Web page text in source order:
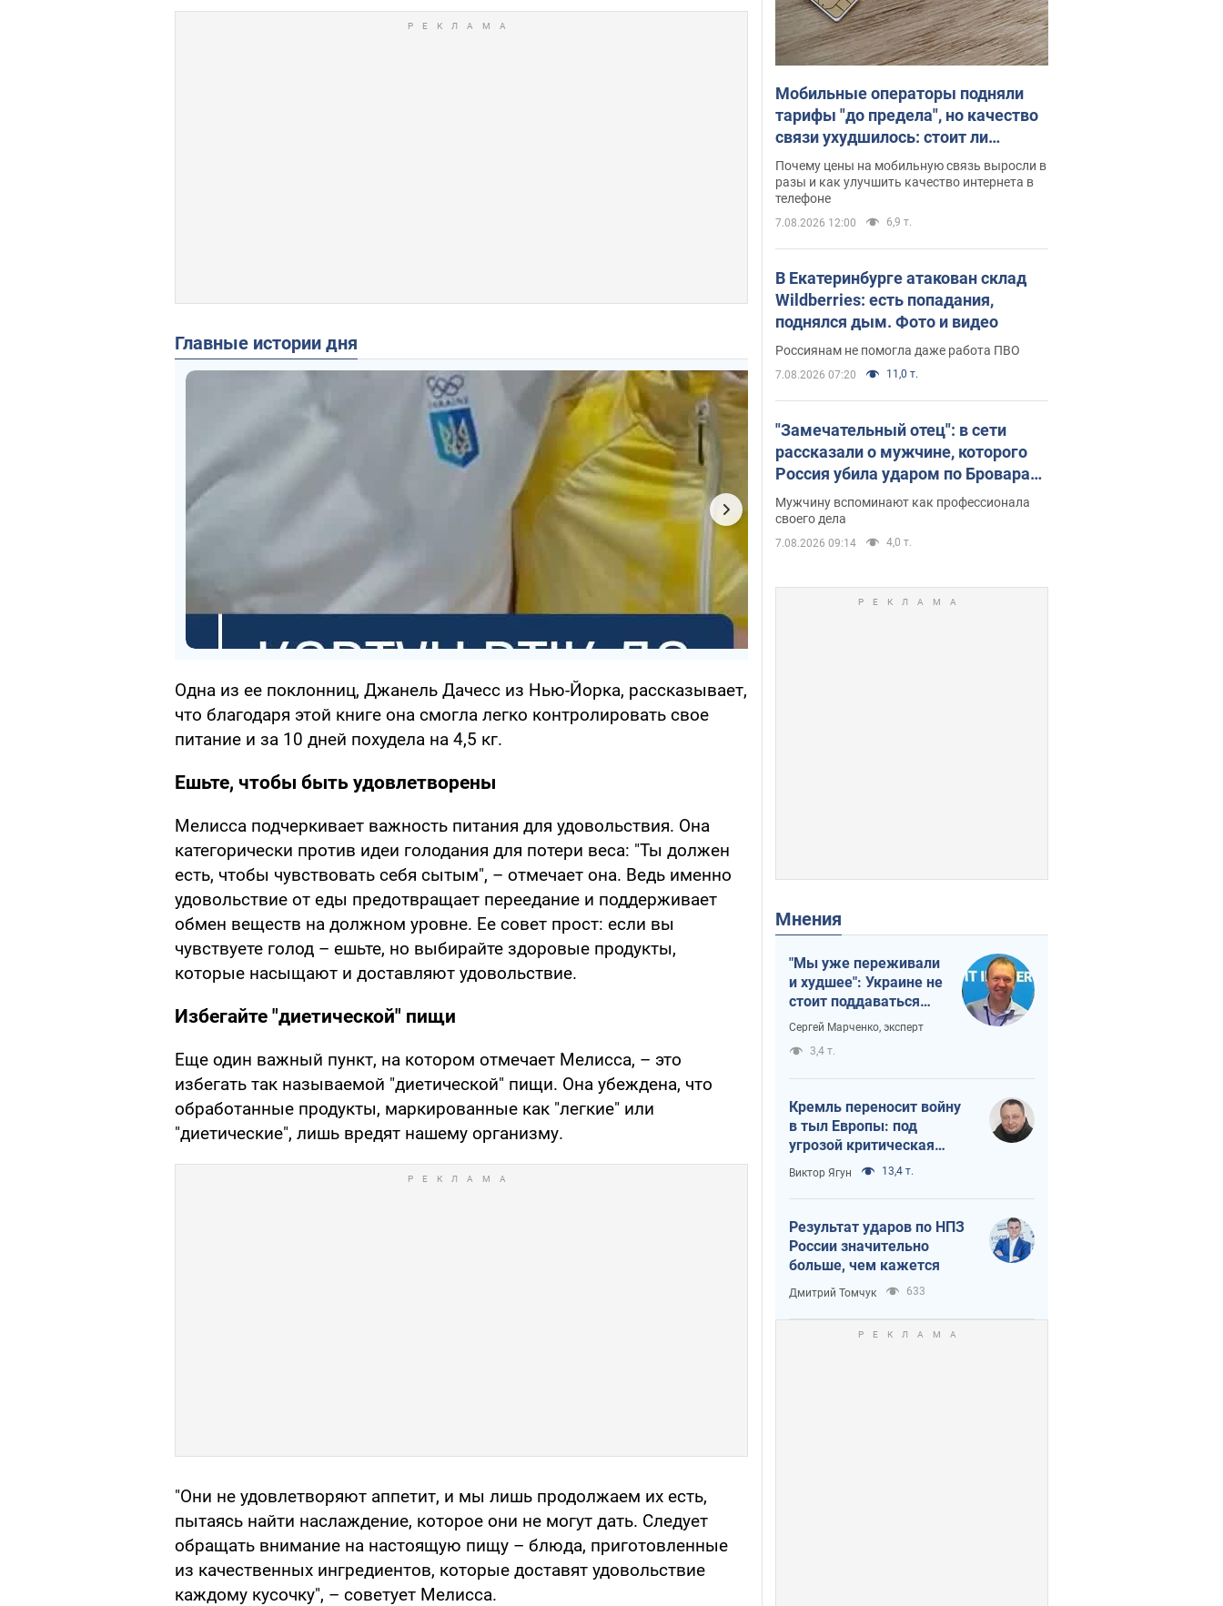
Главные истории дня
Одна из ее поклонниц, Джанель Дачесс из Нью-Йорка, рассказывает,
что благодаря этой книге она смогла легко контролировать свое
питание и за 10 дней похудела на 4,5 кг.
Ешьте, чтобы быть удовлетворены
Мелисса подчеркивает важность питания для удовольствия. Она
категорически против идеи голодания для потери веса: "Ты должен
есть, чтобы чувствовать себя сытым", – отмечает она. Ведь именно
удовольствие от еды предотвращает переедание и поддерживает
обмен веществ на должном уровне. Ее совет прост: если вы
чувствуете голод – ешьте, но выбирайте здоровые продукты,
которые насыщают и доставляют удовольствие.
Избегайте "диетической" пищи
Еще один важный пункт, на котором отмечает Мелисса, – это
избегать так называемой "диетической" пищи. Она убеждена, что
обработанные продукты, маркированные как "легкие" или
"диетические", лишь вредят нашему организму.
"Они не удовлетворяют аппетит, и мы лишь продолжаем их есть,
пытаясь найти наслаждение, которое они не могут дать. Следует
обращать внимание на настоящую пищу – блюда, приготовленные
из качественных ингредиентов, которые доставят удовольствие
каждому кусочку", – советует Мелисса.
Мобильные операторы подняли
тарифы "до предела", но качество
связи ухудшилось: стоит ли
жаловаться на цены
Почему цены на мобильную связь выросли в
разы и как улучшить качество интернета в
телефоне
7.08.2026 12:00 6,9 т.
В Екатеринбурге атакован склад
Wildberries: есть попадания,
поднялся дым. Фото и видео
Россиянам не помогла даже работа ПВО
7.08.2026 07:20 11,0 т.
"Замечательный отец": в сети
рассказали о мужчине, которого
Россия убила ударом по Броварам.
Фото
Мужчину вспоминают как профессионала
своего дела
7.08.2026 09:14 4,0 т.
Мнения
"Мы уже переживали
и худшее": Украине не
стоит поддаваться
отчаянию из-за
Сергей Марченко, эксперт
3,4 т.
Кремль переносит войну
в тыл Европы: под
угрозой критическая
логистика
Виктор Ягун 13,4 т.
Результат ударов по НПЗ
России значительно
больше, чем кажется
Дмитрий Томчук 633